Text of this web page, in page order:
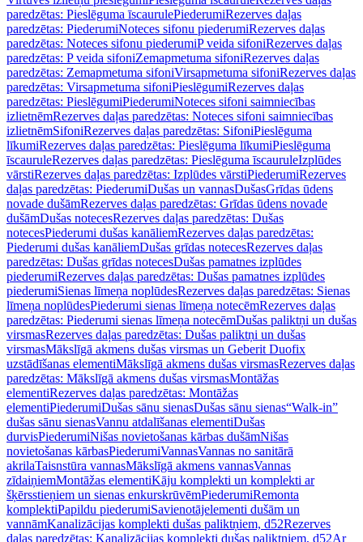
paredzētas: Pieslēguma īscaurulePiederumiRezerves daļas
paredzētas: PiederumiNoteces sifonu piederumiRezerves daļas
paredzētas: Noteces sifonu piederumiP veida sifoniRezerves daļas
paredzētas: P veida sifoniZemapmetuma sifoniRezerves daļas
paredzētas: Zemapmetuma sifoniVirsapmetuma sifoniRezerves daļas
paredzētas: Virsapmetuma sifoniPieslēgumiRezerves daļas
paredzētas: PieslēgumiPiederumiNoteces sifoni saimniecības
izlietnēmRezerves daļas paredzētas: Noteces sifoni saimniecības
izlietnēmSifoniRezerves daļas paredzētas: SifoniPieslēguma
līkumiRezerves daļas paredzētas: Pieslēguma līkumiPieslēguma
īscauruleRezerves daļas paredzētas: Pieslēguma īscauruleIzplūdes
vārstiRezerves daļas paredzētas: Izplūdes vārstiPiederumiRezerves
daļas paredzētas: PiederumiDušas un vannasDušasGrīdas ūdens
novade dušāmRezerves daļas paredzētas: Grīdas ūdens novade
dušāmDušas notecesRezerves daļas paredzētas: Dušas
notecesPiederumi dušas kanāliemRezerves daļas paredzētas:
Piederumi dušas kanāliemDušas grīdas notecesRezerves daļas
paredzētas: Dušas grīdas notecesDušas pamatnes izplūdes
piederumiRezerves daļas paredzētas: Dušas pamatnes izplūdes
piederumiSienas līmeņa noplūdesRezerves daļas paredzētas: Sienas
līmeņa noplūdesPiederumi sienas līmeņa notecēmRezerves daļas
paredzētas: Piederumi sienas līmeņa notecēmDušas paliktņi un dušas
virsmasRezerves daļas paredzētas: Dušas paliktņi un dušas
virsmasMākslīgā akmens dušas virsmas un Geberit Duofix
uzstādīšanas elementiMākslīgā akmens dušas virsmasRezerves daļas
paredzētas: Mākslīgā akmens dušas virsmasMontāžas
elementiRezerves daļas paredzētas: Montāžas
elementiPiederumiDušas sānu sienasDušas sānu sienas“Walk-in”
dušas sānu sienasVannu atdalīšanas elementiDušas
durvisPiederumiNišas novietošanas kārbas dušāmNišas
novietošanas kārbasPiederumiVannasVannas no sanitārā
akrilaTaisnstūra vannasMākslīgā akmens vannasVannas
zīdaiņiemMontāžas elementiKāju komplekti un komplekti ar
šķērsstieņiem un sienas enkurskrūvēmPiederumiRemonta
komplektiPapildu piederumiSavienotājelementi dušām un
vannāmKanalizācijas komplekti dušas paliktņiem, d52Rezerves
daļas paredzētas: Kanalizācijas komplekti dušas paliktņiem, d52Ar